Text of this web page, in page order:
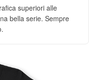
superiori alle
bella serie. Sempre